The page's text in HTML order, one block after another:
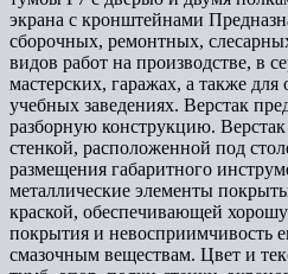
экрана с кронштейнами
сборочных, ремонтных,
видов работ на производстве, в
мастерских, гаражах, а также для
учебных заведениях. Верстак
разборную конструкцию.
стенкой, расположенной под
размещения габаритного
металлические элементы
краской, обеспечивающей
покрытия и невосприимчивость
смазочным веществам. Цвет и